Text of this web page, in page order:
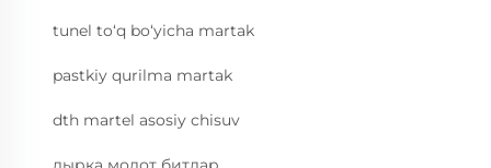
tunel to‘q bo‘yicha martak
pastkiy qurilma martak
dth martel asosiy chisuv